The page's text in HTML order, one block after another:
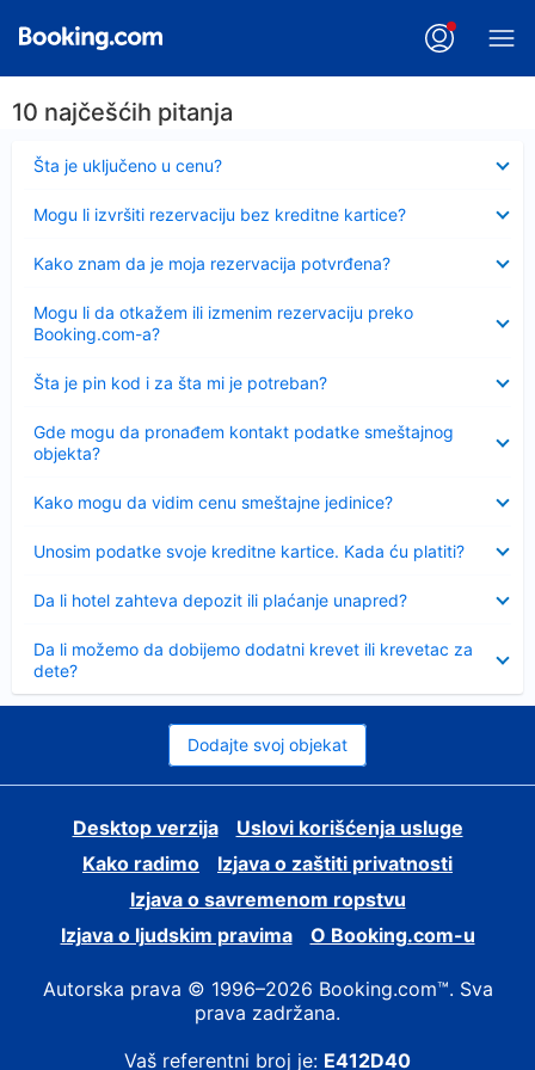
10 najčešćih pitanja
Šta je uključeno u cenu?
Sažeto
Mogu li izvršiti rezervaciju bez kreditne kartice?
Kako znam da je moja rezervacija potvrđena?
Mogu li da otkažem ili izmenim rezervaciju preko
Booking.com-a?
Šta je pin kod i za šta mi je potreban?
Sažeto
Gde mogu da pronađem kontakt podatke smeštajnog
objekta?
Kako mogu da vidim cenu smeštajne jedinice?
Unosim podatke svoje kreditne kartice. Kada ću platiti?
Da li hotel zahteva depozit ili plaćanje unapred?
Da li možemo da dobijemo dodatni krevet ili krevetac za
dete?
Dodajte svoj objekat
Desktop verzija
Uslovi korišćenja usluge
Kako radimo
Izjava o zaštiti privatnosti
Izjava o savremenom ropstvu
Izjava o ljudskim pravima
О Booking.com-u
Autorska prava © 1996–2026 Booking.com™. Sva
prava zadržana.
Vaš referentni broj je: E412D40